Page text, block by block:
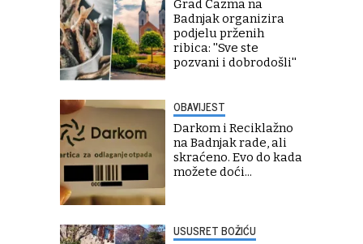
Grad Čazma na
Badnjak organizira
podjelu prženih
ribica: ''Sve ste
pozvani i dobrodošli''
OBAVIJEST
Darkom i Reciklažno
na Badnjak rade, ali
skraćeno. Evo do kada
možete doći...
USUSRET BOŽIĆU